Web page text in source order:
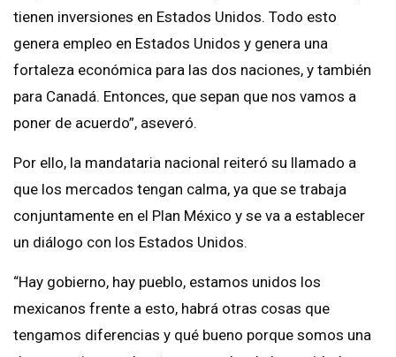
tienen inversiones en Estados Unidos. Todo esto
genera empleo en Estados Unidos y genera una
fortaleza económica para las dos naciones, y también
para Canadá. Entonces, que sepan que nos vamos a
poner de acuerdo”, aseveró.
Por ello, la mandataria nacional reiteró su llamado a
que los mercados tengan calma, ya que se trabaja
conjuntamente en el Plan México y se va a establecer
un diálogo con los Estados Unidos.
“Hay gobierno, hay pueblo, estamos unidos los
mexicanos frente a esto, habrá otras cosas que
tengamos diferencias y qué bueno porque somos una